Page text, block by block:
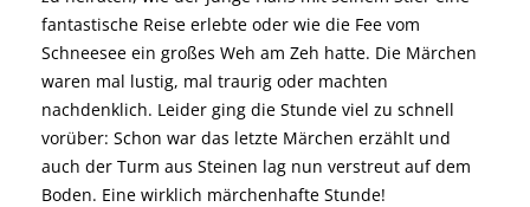
fantastische Reise erlebte oder wie die Fee vom
Schneesee ein großes Weh am Zeh hatte. Die Märchen
waren mal lustig, mal traurig oder machten
nachdenklich. Leider ging die Stunde viel zu schnell
vorüber: Schon war das letzte Märchen erzählt und
auch der Turm aus Steinen lag nun verstreut auf dem
Boden. Eine wirklich märchenhafte Stunde!